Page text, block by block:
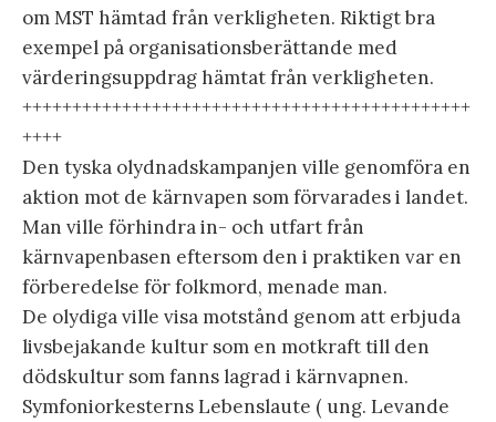
om MST hämtad från verkligheten. Riktigt bra
exempel på organisationsberättande med
värderingsuppdrag hämtat från verkligheten.
+++++++++++++++++++++++++++++++++++++++++++++
++++
Den tyska olydnadskampanjen ville genomföra en
aktion mot de kärnvapen som förvarades i landet.
Man ville förhindra in- och utfart från
kärnvapenbasen eftersom den i praktiken var en
förberedelse för folkmord, menade man.
De olydiga ville visa motstånd genom att erbjuda
livsbejakande kultur som en motkraft till den
dödskultur som fanns lagrad i kärnvapnen.
Symfoniorkesterns Lebenslaute ( ung. Levande